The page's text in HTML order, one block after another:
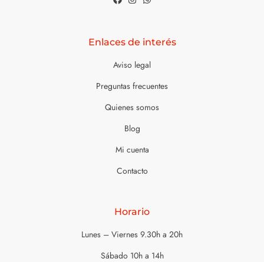
Enlaces de interés
Aviso legal
Preguntas frecuentes
Quienes somos
Blog
Mi cuenta
Contacto
Horario
Lunes – Viernes 9.30h a 20h
Sábado 10h a 14h